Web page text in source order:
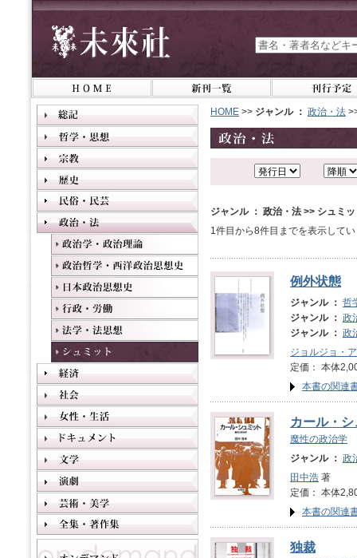
HOME >> ジャンル ： 政治・法
ジャンル ： 政治・法 >> シュミ
1件目から8件目までを表示して
例外状態
ジャンル ： 哲
ジャンル ： 政
ジャンル ： 政
ジョルジョ・
定価： 本体
本書の関連
カール・
魔性の政治学
ジャンル ： 政
田中浩 著
定価： 本体
本書の関連
独裁